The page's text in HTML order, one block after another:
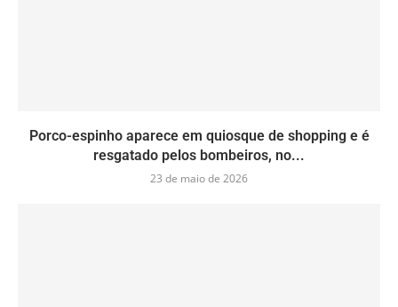
Porco-espinho aparece em quiosque de shopping e é
resgatado pelos bombeiros, no...
23 de maio de 2026